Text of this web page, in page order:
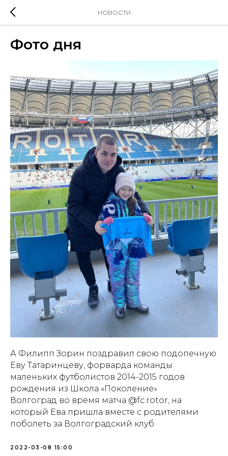
НОВОСТИ
Фото дня
А Филипп Зорин поздравил свою подопечную
Еву Татаринцеву, форварда команды
маленьких футболистов 2014-2015 годов
рождения из Школа «Поколение»
Волгоград во время матча @fc.rotor, на
который Ева пришла вместе с родителями
поболеть за Волгоградский клуб
2022-03-08 15:00